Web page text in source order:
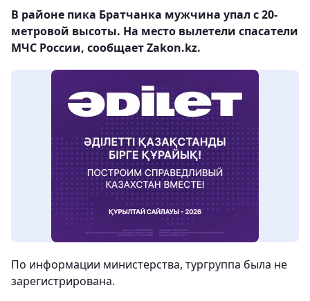
В районе пика Братчанка мужчина упал с 20-
метровой высоты. На место вылетели спасатели
МЧС России, сообщает Zakon.kz.
По информации министерства, тургруппа была не
зарегистрирована.